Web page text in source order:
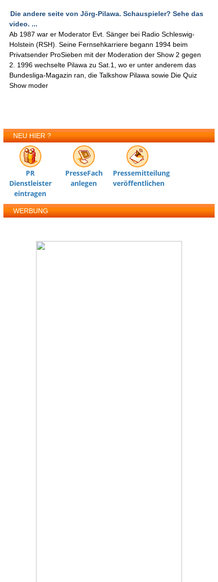
Die andere seite von Jörg-Pilawa. Schauspieler? Sehe das
video. ...
Ab 1987 war er Moderator Evt. Sänger bei Radio Schleswig-
Holstein (RSH). Seine Fernsehkarriere begann 1994 beim
Privatsender ProSieben mit der Moderation der Show 2 gegen
2. 1996 wechselte Pilawa zu Sat.1, wo er unter anderem das
Bundesliga-Magazin ran, die Talkshow Pilawa sowie Die Quiz
Show moder
NEU HIER ?
PR
Dienstleister
eintragen
PresseFach
anlegen
Pressemitteilung
veröffentlichen
WERBUNG